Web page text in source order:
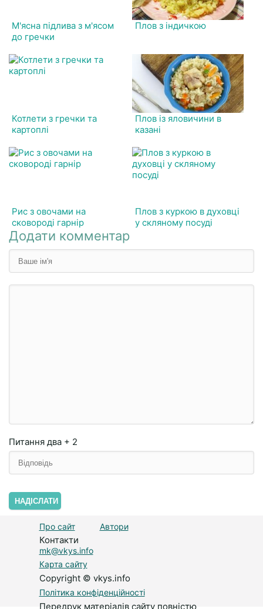
М'ясна підлива з м'ясом
до гречки
Плов з індичкою
Котлети з гречки та
картоплі
Плов із яловичини в
казані
Рис з овочами на
сковороді гарнір
Плов з куркою в духовці
у скляному посуді
Додати комментар
Питання два + 2
НАДІСЛАТИ
Про сайт Автори
Контакти
mk@vkys.info
Карта сайту
Copyright © vkys.info
Політика конфіденційності
Передрук матеріалів сайту повністю